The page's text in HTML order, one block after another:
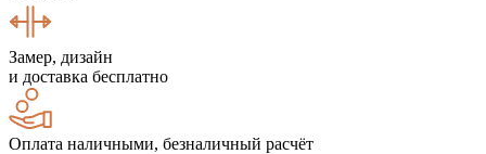
Замер, дизайн
и доставка бесплатно
Оплата наличными, безналичный расчёт